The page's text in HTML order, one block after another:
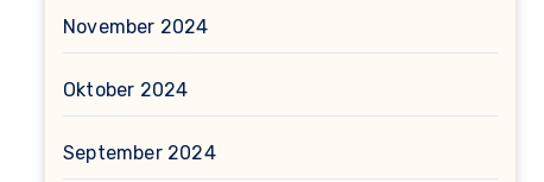
November 2024
Oktober 2024
September 2024